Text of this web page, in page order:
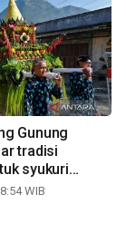
Gunung
tradisi
syukuri
WIB